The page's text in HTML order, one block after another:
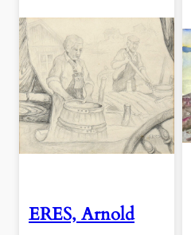
ERES, Arnold